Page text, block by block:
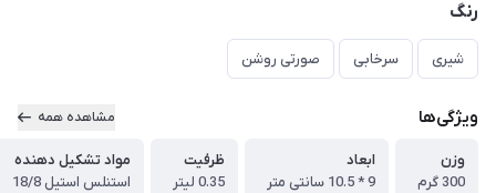
رنگ
شیری سرخابی صورتی روشن
ویژگی‌ها مشاهده همه
وزن
300 گرم
ابعاد
9 * 10.5 سانتی متر
ظرفیت
0.35 لیتر
مواد تشکیل دهنده
استنلس استیل 18/8